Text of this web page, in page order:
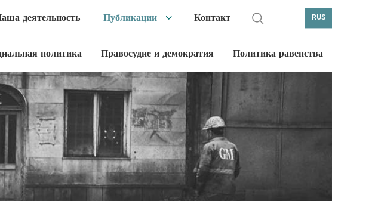
деятельность Публикации Контакт RUS
политика Правосудие и демократия Политика равенства